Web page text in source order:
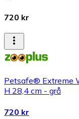
720 kr
Petsafe® Extreme
H 28,4 cm - grå
720 kr